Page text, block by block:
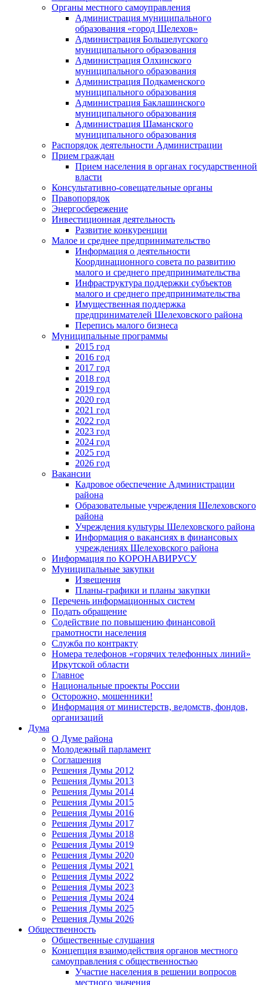
Органы местного самоуправления
Администрация муниципального
образования «город Шелехов»
Администрация Большелугского
муниципального образования
Администрация Олхинского
муниципального образования
Администрация Подкаменского
муниципального образования
Администрация Баклашинского
муниципального образования
Администрация Шаманского
муниципального образования
Распорядок деятельности Администрации
Прием граждан
Прием населения в органах государственной
власти
Консультативно-совещательные органы
Правопорядок
Энергосбережение
Инвестиционная деятельность
Развитие конкуренции
Малое и среднее предпринимательство
Информация о деятельности
Координационного совета по развитию
малого и среднего предпринимательства
Инфраструктура поддержки субъектов
малого и среднего предпринимательства
Имущественная поддержка
предпринимателей Шелеховского района
Перепись малого бизнеса
Муниципальные программы
2015 год
2016 год
2017 год
2018 год
2019 год
2020 год
2021 год
2022 год
2023 год
2024 год
2025 год
2026 год
Вакансии
Кадровое обеспечение Администрации
района
Образовательные учреждения Шелеховского
района
Учреждения культуры Шелеховского района
Информация о вакансиях в финансовых
учреждениях Шелеховского района
Информация по КОРОНАВИРУСУ
Муниципальные закупки
Извещения
Планы-графики и планы закупки
Перечень информационных систем
Подать обращение
Содействие по повышению финансовой
грамотности населения
Служба по контракту
Номера телефонов «горячих телефонных линий»
Иркутской области
Главное
Национальные проекты России
Осторожно, мошенники!
Информация от министерств, ведомств, фондов,
организаций
Дума
О Думе района
Молодежный парламент
Соглашения
Решения Думы 2012
Решения Думы 2013
Решения Думы 2014
Решения Думы 2015
Решения Думы 2016
Решения Думы 2017
Решения Думы 2018
Решения Думы 2019
Решения Думы 2020
Решения Думы 2021
Решения Думы 2022
Решения Думы 2023
Решения Думы 2024
Решения Думы 2025
Решения Думы 2026
Общественность
Общественные слушания
Концепция взаимодействия органов местного
самоуправления с общественностью
Участие населения в решении вопросов
местного значения